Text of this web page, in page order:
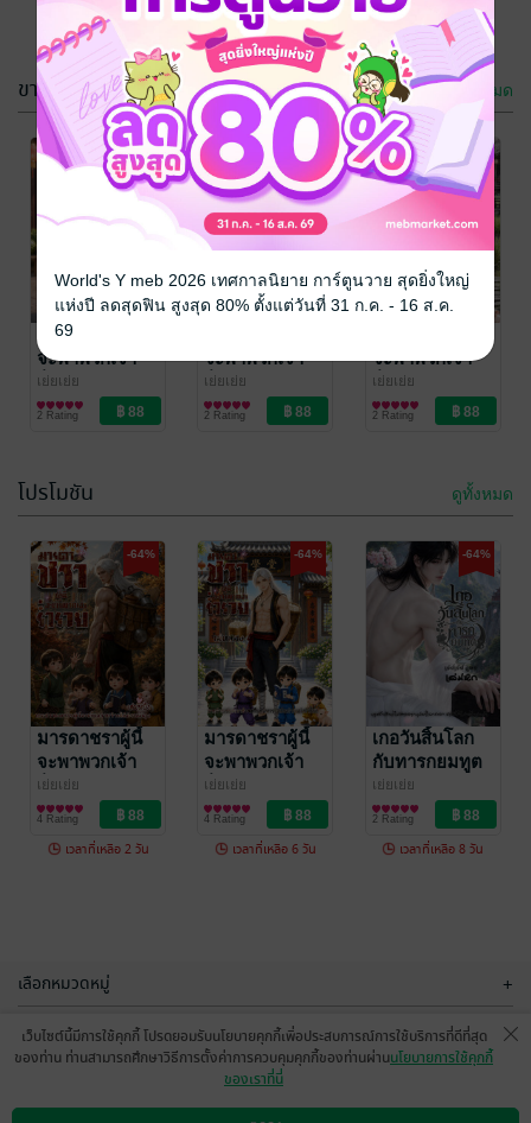
เหลืออีก 8 วัน
ขายดี ดูทั้งหมด
-64%
มารดาชราผู้นี้
จะพาพวกเจ้า
ร่ำรวย เล่มห้า
เย่ยเย่ย
นิยายวาย Boy
Love / Yaoi
2 Rating
-64%
จะพาพวกเจ้า
ร่ำรวย เล่มหก
เย่ยเย่ย
นิยายวาย Boy
Love / Yaoi
2 Rating
-64%
จะพาพวกเจ้า
ร่ำรวย เล่มสาม
เย่ยเย่ย
นิยายวาย Boy
Love / Yaoi
2 Rating
มารดาชราผู้นี้
จะพาพวกเจ้า
ร่ำรวย เล่มสี่
เย่ยเย่ย
นิยายวาย Boy
Love / Yaoi
1 Rating
มารดาชราผู้นี้
จะพาพวกเจ้า
ร่ำรวย เล่มสอง
เย่ยเย่ย
นิยายวาย Boy
Love / Yaoi
4 Rating
โปรโมชัน ดูทั้งหมด
-64%
มารดาชราผู้นี้
จะพาพวกเจ้า
ร่ำรวย เล่ม 1
เย่ยเย่ย
นิยายวาย Boy
Love / Yaoi
4 Rating
เวลาที่เหลือ 2 วัน
-64%
มารดาชราผู้นี้
จะพาพวกเจ้า
ร่ำรวย เล่มสอง
เย่ยเย่ย
นิยายวาย Boy
Love / Yaoi
4 Rating
เวลาที่เหลือ 6 วัน
-64%
เกอวันสิ้นโลก
กับทารกยมทูต
เล่มหก
เย่ยเย่ย
นิยายวาย Boy
Love / Yaoi
2 Rating
เวลาที่เหลือ 8 วัน
เกลียวคลื่นยุค
เลือกหมวดหมู่ +
บริการช่วยเหลือ +
เว็บไซต์นี้มีการใช้คุกกี้ โปรดยอมรับนโยบายคุกกี้เพื่อประสบการณ์การใช้บริการที่ดีที่สุด
ของท่าน ท่านสามารถศึกษาวิธีการตั้งค่าการควบคุมคุกกี้ของท่านผ่านนโยบายการใช้คุกกี้
ของเราที่นี่
World's Y meb 2026 เทศกาลนิยาย การ์ตูนวาย สุดยิ่งใหญ่
แห่งปี ลดสุดฟิน สูงสุด 80% ตั้งแต่วันที่ 31 ก.ค. - 16 ส.ค.
69